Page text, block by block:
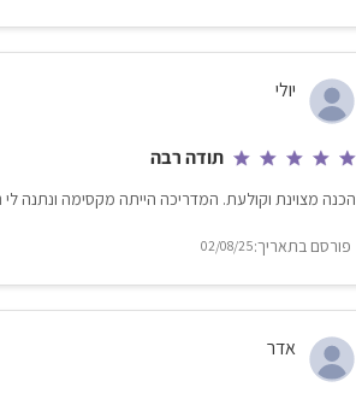
יולי
תודה רבה
הכנה מצוינת וקולעת. המדריכה הייתה מקסימה ונתנה לי
02/08/25
אדר